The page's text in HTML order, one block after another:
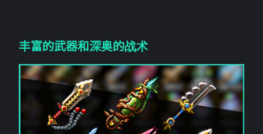
丰富的武器和深奥的战术